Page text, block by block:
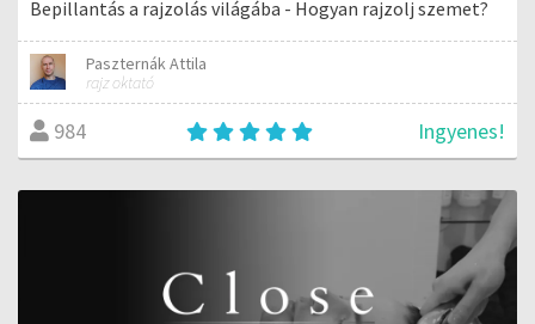
Bepillantás a rajzolás világába - Hogyan rajzolj szemet?
Paszternák Attila
rajz oktató
984 Ingyenes!